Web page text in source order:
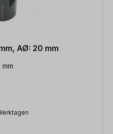
AØ: 20 mm
mm